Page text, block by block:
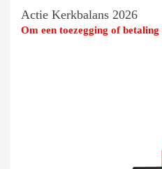
Actie Kerkbalans 2026
Om een toezegging of